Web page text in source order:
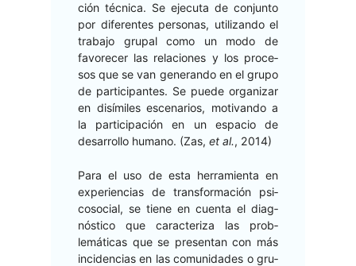
ción téc­ni­ca. Se eje­cu­ta de con­jun­to
por difer­entes per­sonas, uti­lizan­do el
tra­ba­jo gru­pal como un modo de
favore­cer las rela­ciones y los pro­ce­
sos que se van generan­do en el grupo
de par­tic­i­pantes. Se puede orga­ni­zar
en dis­ímiles esce­nar­ios, moti­van­do a
la par­tic­i­pación en un espa­cio de
desar­rol­lo humano. (Zas, et al., 2014)
Para el uso de esta her­ramien­ta en
expe­ri­en­cias de trans­for­ma­ción psi­
coso­cial, se tiene en cuen­ta el diag­
nós­ti­co que car­ac­ter­i­za las prob­
lemáti­cas que se pre­sen­tan con más
inci­den­cias en las comu­nidades o gru­